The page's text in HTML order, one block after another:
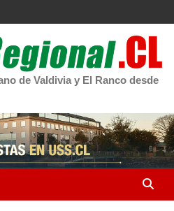
de Valdivia y El Ranco desde